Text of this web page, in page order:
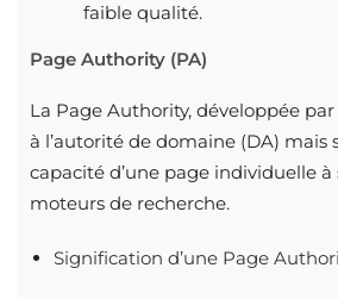
faible qualité.
Page Authority (PA)
La Page Authority, développée
à l’autorité de domaine (DA) mais
capacité d’une page individuelle à
moteurs de recherche.
Signification d’une Page